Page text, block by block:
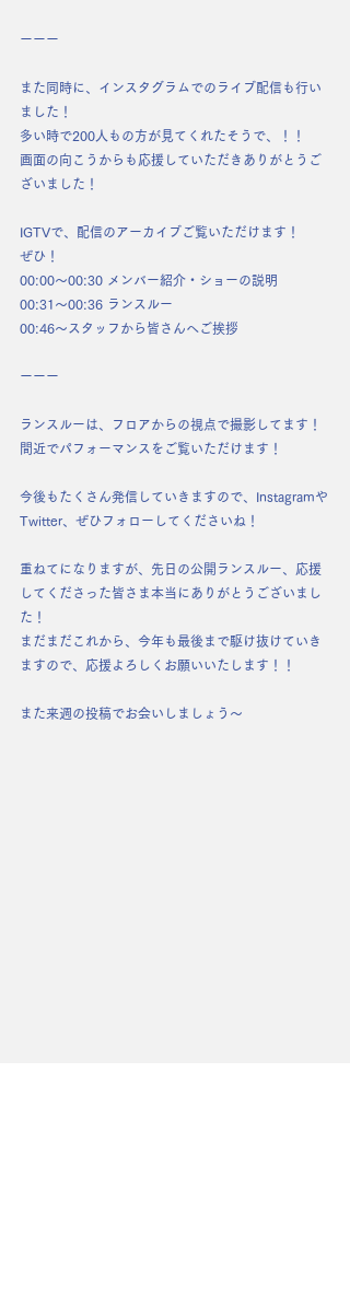
ーーー
また同時に、インスタグラムでのライブ配信も行い
ました！
多い時で200人もの方が見てくれたそうで、！！
画面の向こうからも応援していただきありがとうご
ざいました！
IGTVで、配信のアーカイブご覧いただけます！
ぜひ！
00:00〜00:30 メンバー紹介・ショーの説明
00:31〜00:36 ランスルー
00:46〜スタッフから皆さんへご挨拶
ーーー
ランスルーは、フロアからの視点で撮影してます！
間近でパフォーマンスをご覧いただけます！
今後もたくさん発信していきますので、Instagramや
Twitter、ぜひフォローしてくださいね！
重ねてになりますが、先日の公開ランスルー、応援
してくださった皆さま本当にありがとうございまし
た！
まだまだこれから、今年も最後まで駆け抜けていき
ますので、応援よろしくお願いいたします！！
また来週の投稿でお会いしましょう〜